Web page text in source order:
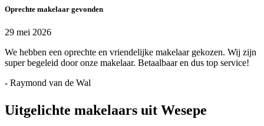
Oprechte makelaar gevonden
29 mei 2026
We hebben een oprechte en vriendelijke makelaar gekozen. Wij zijn
super begeleid door onze makelaar. Betaalbaar en dus top service!
- Raymond van de Wal
Uitgelichte makelaars uit Wesepe